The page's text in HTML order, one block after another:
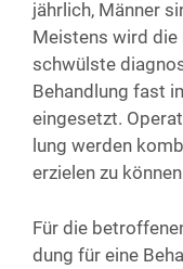
jähr­lich, Män­ner
Meis­tens wird
schwüls­te
Behand­lung fast
ein­ge­setzt.
lung wer­den
erzie­len zu
Für die
dung für eine